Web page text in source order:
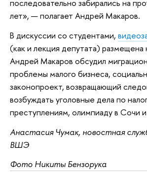
последовательно забирались на
лет», — полагает Андрей Макаров.
В дискуссии со студентами,
(как и лекция депутата)
Андрей Макаров обсудил
проблемы малого бизнеса,
законопроект, возвращающий
возбуждать уголовные дела по
преступлениям, олимпиаду в Сочи
Анастасия Чумак, новостная
ВШЭ
Фото Никиты Бензорука